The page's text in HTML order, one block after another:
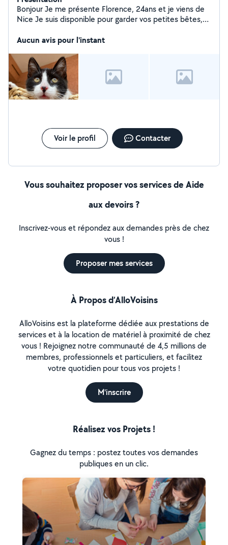
Bonjour Je me présente Florence, 24ans et je viens de
Nice Je suis disponible pour garder vos petites bêtes,
disponible pour faire le ménage, dans votre
importe ! N'hésitez donc pas à me contacter.
Aucun avis pour l'instant
Voir le profil Contacter
Vous souhaitez proposer vos services de Aide
aux devoirs ?
Inscrivez-vous et répondez aux demandes près de chez
vous !
Proposer mes services
À Propos d’AlloVoisins
AlloVoisins est la plateforme dédiée aux prestations de
services et à la location de matériel à proximité de chez
vous ! Rejoignez notre communauté de 4,5 millions de
membres, professionnels et particuliers, et facilitez
votre quotidien pour tous vos projets !
M'inscrire
Réalisez vos Projets !
Gagnez du temps : postez toutes vos demandes
publiques en un clic.